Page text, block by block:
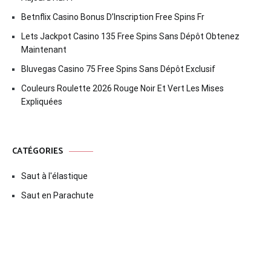
rozrywki online.
Betnflix Casino Bonus D’Inscription Free Spins Fr
Lets Jackpot Casino 135 Free Spins Sans Dépôt Obtenez
Maintenant
Bluvegas Casino 75 Free Spins Sans Dépôt Exclusif
Couleurs Roulette 2026 Rouge Noir Et Vert Les Mises
Expliquées
CATÉGORIES
Saut à l'élastique
Saut en Parachute